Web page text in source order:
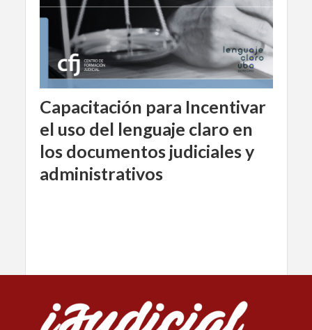
Capacitación para Incentivar
el uso del lenguaje claro en
los documentos judiciales y
administrativos